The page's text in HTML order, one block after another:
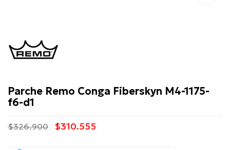
Parche Remo Conga Fiberskyn M4-1175-
f6-d1
$326.900 $310.555